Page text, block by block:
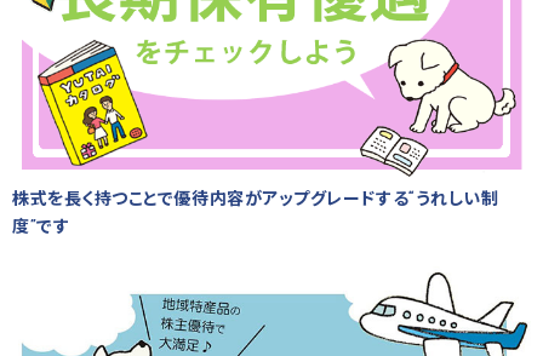
株式を長く持つことで優待内容がアップグレードする“うれしい制
度”です